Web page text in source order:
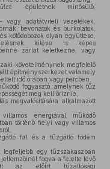
épületnek minősülő,
vagy adatátviteli vezetékek,
bevonatok és burkolatok,
kötődobozok olyan együttese,
kitéve is képes
zárlat keletkezne, vagy
követelménynek megfelelő
építményszerkezet valamely
idő órában vagy percben,
fogyasztó, amelynek tűz
meg kell őriznie,
megvalósítására alkalmazott
energiával működő
történő helyi vagy villamos
fal és a tűzgátló födém
legfeljebb egy tűzszakaszban
fogva a felette lévő
az előírt tűzállósági